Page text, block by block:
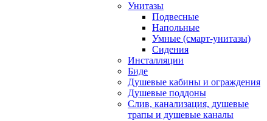
Унитазы
Подвесные
Напольные
Умные (смарт-унитазы)
Сидения
Инсталляции
Биде
Душевые кабины и ограждения
Душевые поддоны
Слив, канализация, душевые
трапы и душевые каналы